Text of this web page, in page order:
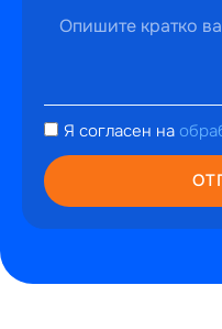
ул.
WhatsApp
Telegram
Я согласен на